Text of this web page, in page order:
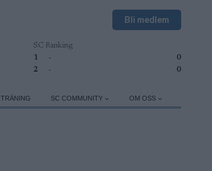
Bli medlem
SC Ranking
1
-
0
2
- 0
TRÄNING SC COMMUNITY OM OSS